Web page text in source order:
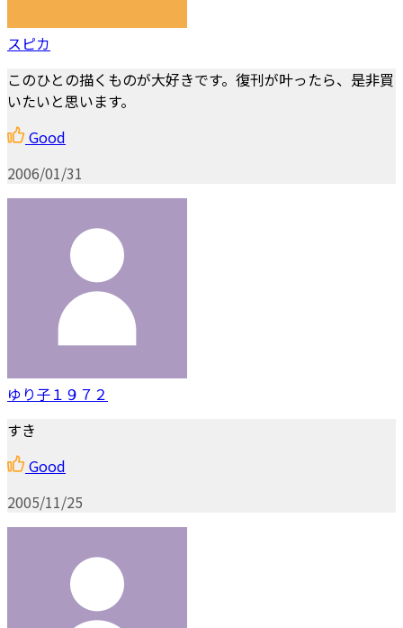
スピカ
このひとの描くものが大好きです。復刊が叶ったら、是非買
いたいと思います。
Good
2006/01/31
ゆり子１９７２
すき
Good
2005/11/25